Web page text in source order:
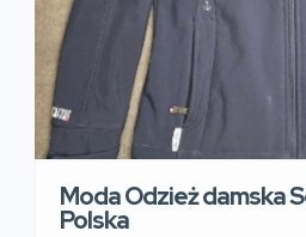
Moda Odzież damska
Polska